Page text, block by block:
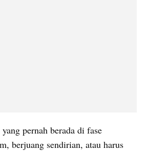
pernah berada di fase
berjuang sendirian, atau harus